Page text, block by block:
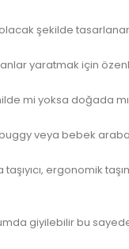
şekilde
yaratmak için
mi yoksa doğada mı
buggy veya bebek
ergonomik
giyilebilir bu sayede